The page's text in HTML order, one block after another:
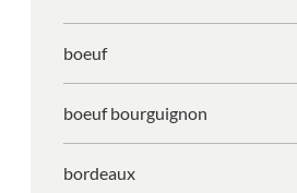
boeuf
boeuf bourguignon
bordeaux